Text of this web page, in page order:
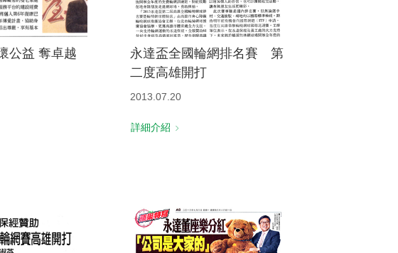
公益 奪卓越
永達盃全國輪網排名賽 第
二度高雄開打
2013.07.20
詳細介紹